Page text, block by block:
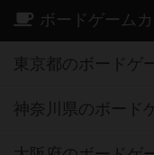
ボードゲーム
東京都のボードゲ
神奈川県のボード